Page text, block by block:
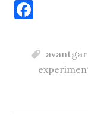
c
e